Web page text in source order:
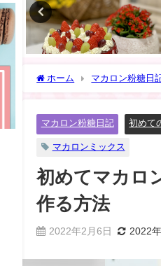
ホーム マカロン粉糖日
マカロン粉糖日記 初めて
マカロンミックス
初めてマカロ
作る方法
2022年2月6日 2022